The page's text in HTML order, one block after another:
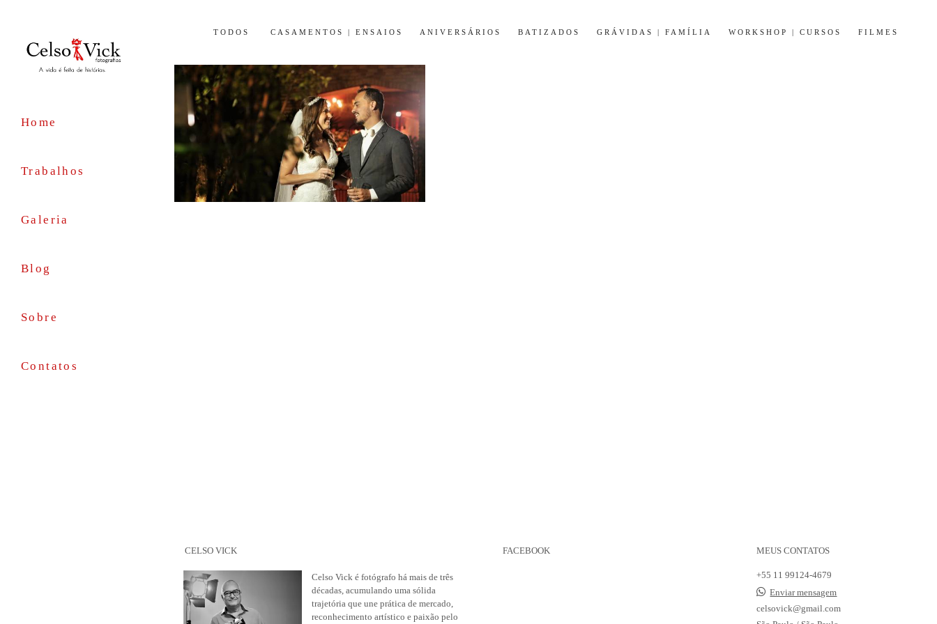
Home
Trabalhos
Galeria
Blog
Sobre
Contatos
TODOS CASAMENTOS | ENSAIOS ANIVERSÁRIOS BATIZADOS GRÁVIDAS | FAMÍLIA WORKSHOP | CURSOS FILMES
CELSO VICK
Celso Vick é fotógrafo há mais de três
décadas, acumulando uma sólida
trajetória que une prática de mercado,
reconhecimento artístico e paixão pelo
FACEBOOK MEUS CONTATOS
+55 11 99124-4679
Enviar mensagem
celsovick@gmail.com